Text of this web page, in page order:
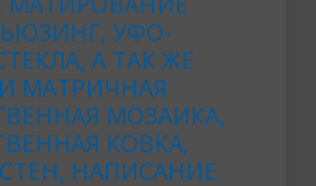
УФО-
А ТАК ЖЕ
МАТРИЧНАЯ
МОЗАИКА,
КОВКА,
НАПИСАНИЕ